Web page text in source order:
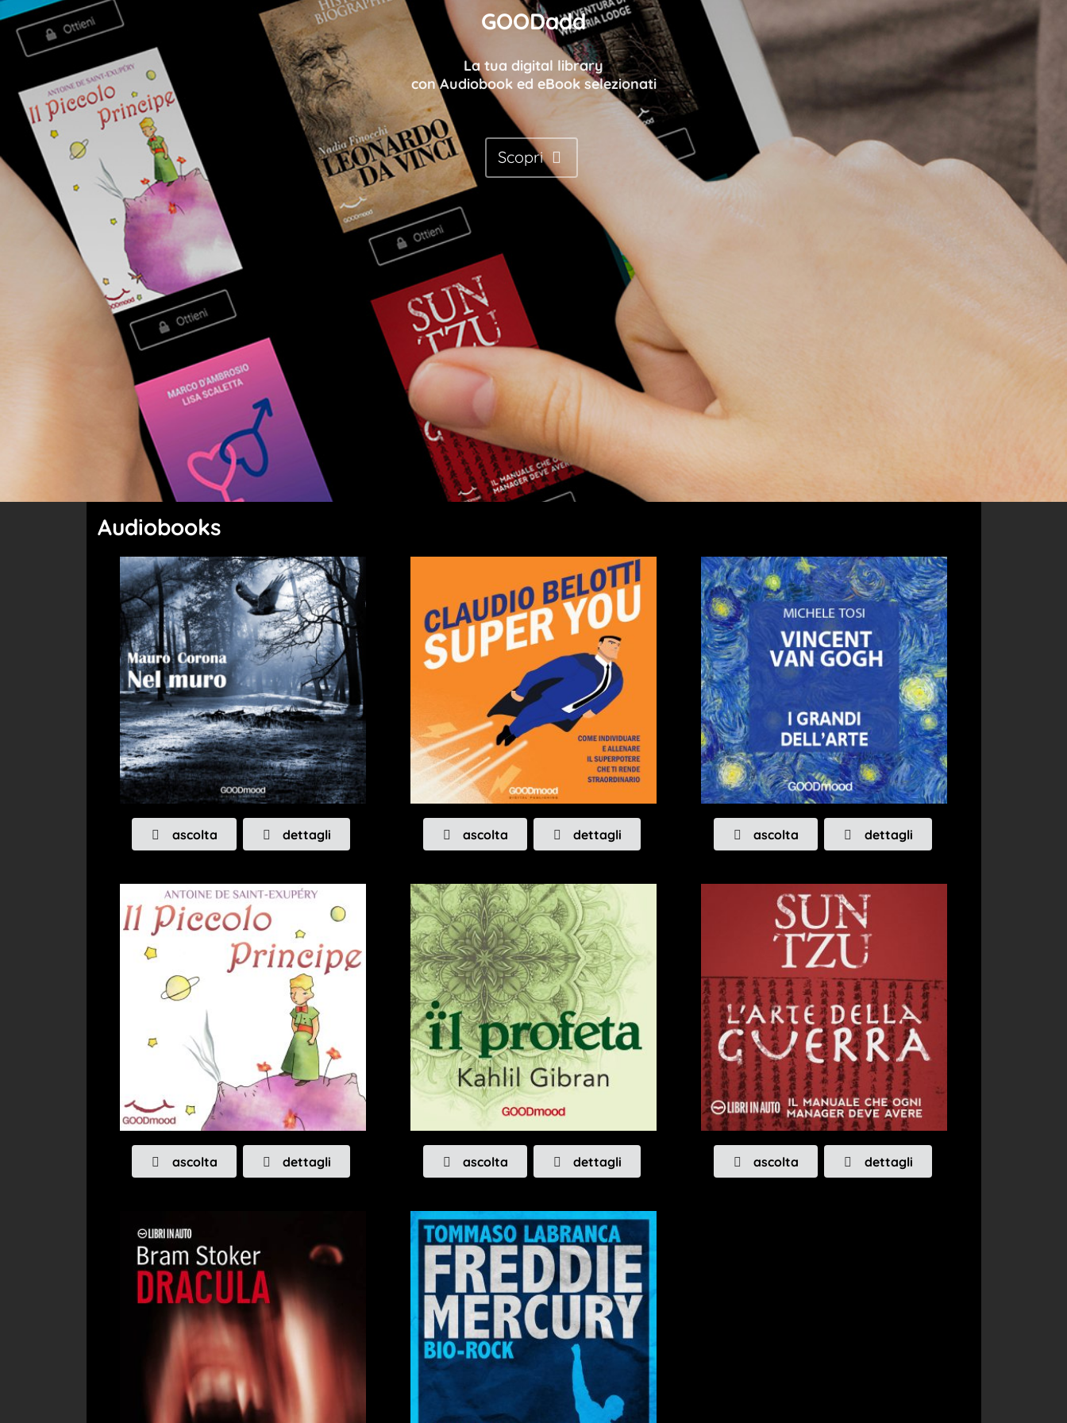
GOODadd
La tua digital library
con Audiobook ed eBook selezionati
Scopri
Audiobooks
ascolta dettagli ascolta dettagli ascolta dettagli
ascolta dettagli ascolta dettagli ascolta dettagli